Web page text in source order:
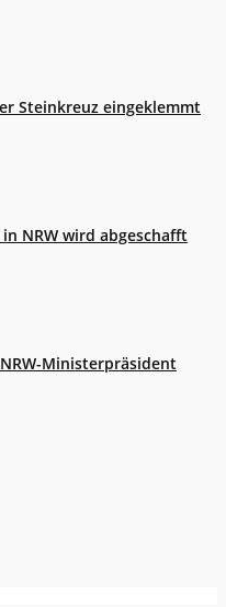
Steinkreuz eingeklemmt
NRW wird abgeschafft
Ministerpräsident